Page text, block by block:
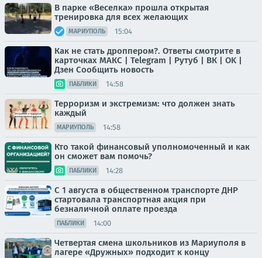
В парке «Веселка» прошла открытая
тренировка для всех желающих
МАРИУПОЛЬ 15:04
Как не стать дроппером?. Ответы смотрите в
карточках МАКС | Telegram | Рутуб | ВК | OK |
Дзен Сообщить новость
ПАБЛИКИ 14:58
Терроризм и экстремизм: что должен знать
каждый
МАРИУПОЛЬ 14:58
Кто такой финансовый уполномоченный и как
он сможет вам помочь?
ПАБЛИКИ 14:28
С 1 августа в общественном транспорте ДНР
стартовала транспортная акция при
безналичной оплате проезда
ПАБЛИКИ 14:00
Четвертая смена школьников из Мариуполя в
лагере «Дружных» подходит к концу